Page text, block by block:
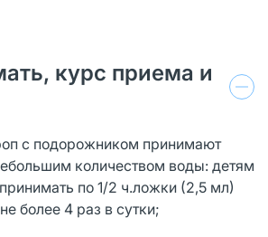
курс приема и
с подорожником принимают
количеством воды: детям
принимать по 1/2 ч.ложки (2,5 мл)
более 4 раз в сутки;